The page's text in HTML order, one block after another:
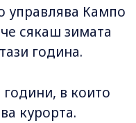
управлява Кампо
сякаш зимата
година.
в които
курорта.